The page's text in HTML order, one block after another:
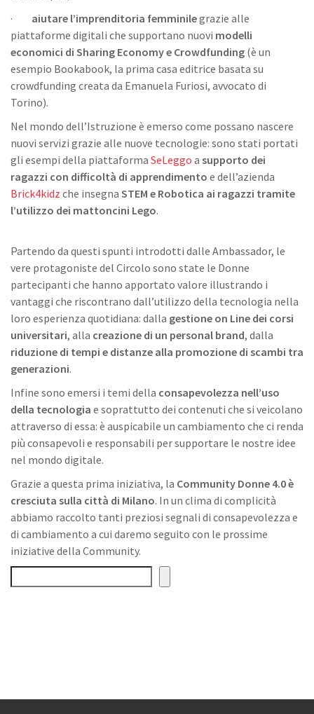
· aiutare l’imprenditoria femminilegrazie alle
piattaforme digitali che supportano nuovi modelli
economici di Sharing Economy e Crowdfunding (è un
esempio Bookabook, la prima casa editrice basata su
crowdfunding creata da Emanuela Furiosi, avvocato di
Torino).
Nel mondo dell’Istruzione è emerso come possano nascere
nuovi servizi grazie alle nuove tecnologie: sono stati portati
gli esempi della piattaforma SeLeggo a supporto dei
ragazzi con difficoltà di apprendimento e dell’azienda
Brick4kidz che insegna STEM e Robotica ai ragazzi tramite
l’utilizzo dei mattoncini Lego.
Partendo da questi spunti introdotti dalle Ambassador, le
vere protagoniste del Circolo sono state le Donne
partecipanti che hanno apportato valore illustrando i
vantaggi che riscontrano dall’utilizzo della tecnologia nella
loro esperienza quotidiana: dalla gestione on Line dei corsi
universitari, alla creazione di un personal brand, dalla
riduzione di tempi e distanze alla promozione di scambi tra
generazioni.
Infine sono emersi i temi della consapevolezza nell’uso
della tecnologia e soprattutto dei contenuti che si veicolano
attraverso di essa: è auspicabile un cambiamento che ci renda
più consapevoli e responsabili per supportare le nostre idee
nel mondo digitale.
Grazie a questa prima iniziativa, la Community Donne 4.0 è
cresciuta sulla città di Milano. In un clima di complicità
abbiamo raccolto tanti preziosi segnali di consapevolezza e
di cambiamento a cui daremo seguito con le prossime
iniziative della Community.